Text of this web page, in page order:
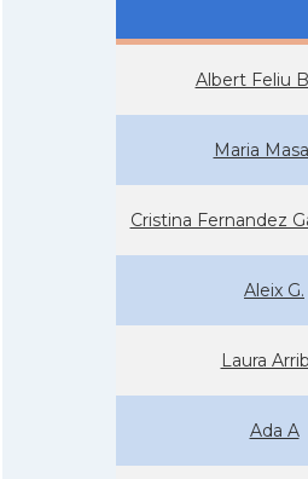
Albert Feliu
Maria
Cristina Fernandez
Aleix G.
Laura
Ada A